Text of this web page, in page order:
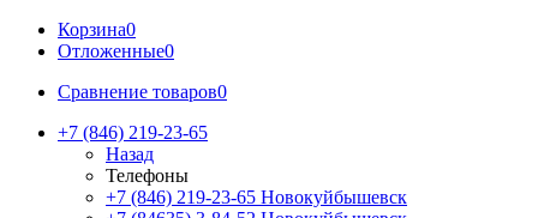
Корзина0
Отложенные0
Сравнение товаров0
+7 (846) 219-23-65
Назад
Телефоны
+7 (846) 219-23-65 Новокуйбышевск